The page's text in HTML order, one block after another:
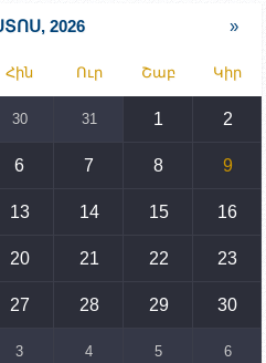
ներքո
համար շահավետ
ոչ՝ միջազգային
համար. իսպանացի
է
դիրքերի անձնակազմի
2026 »
Հին Ուր Շաբ Կիր
30 31 1 2
6 7 8 9
13 14 15 16
20 21 22 23
27 28 29 30
3 4 5 6